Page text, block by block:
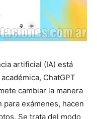
artificial (IA) está
ChatGPT
cambiar la manera
exámenes, hacen
Se trata del modo